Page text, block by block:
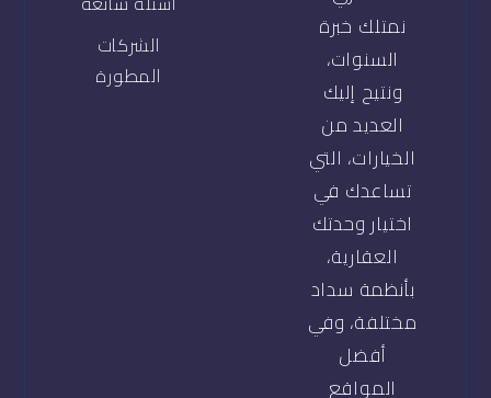
نمتلك خبرة
السنوات،
ونتيح إليك
العديد من
الخيارات، التي
تساعدك في
اختيار وحدتك
العقارية،
بأنظمة سداد
مختلفة، وفي
أفضل
المواقع
الشركات
المطورة